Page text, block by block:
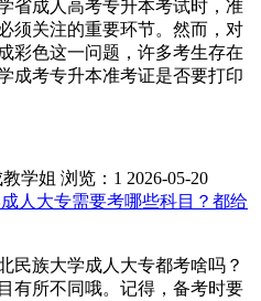
省成人高考专升本考试时，准
须关注的重要环节。然而，对
彩色这一问题，许多考生存在
成考专升本准考证是否要打印
学姐 浏览：1 2026-05-20
人大专需要考哪些科目？都给
族大学成人大专都考啥吗？
有所不同哦。记得，备考时要